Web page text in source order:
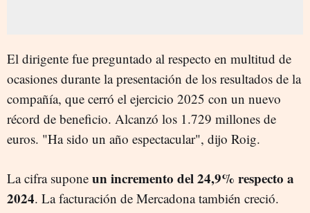
El dirigente fue preguntado al respecto en multitud de
ocasiones durante la presentación de los resultados de la
compañía, que cerró el ejercicio 2025 con un nuevo
récord de beneficio. Alcanzó los 1.729 millones de
euros. "Ha sido un año espectacular", dijo Roig.
La cifra supone un incremento del 24,9% respecto a
2024. La facturación de Mercadona también creció.